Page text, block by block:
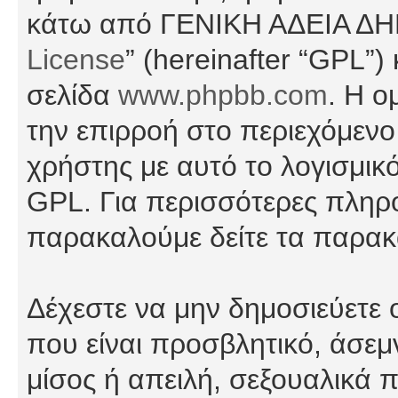
κάτω από ΓΕΝΙΚΗ ΑΔΕΙΑ
License” (hereinafter “GPL”)
σελίδα www.phpbb.com. Η
την επιρροή στο
χρήστης με αυτό το
GPL. Για περισσότερες
παρακαλούμε δείτε τα
Δέχεστε να μην
που είναι προσβλητικό,
μίσος ή απειλή, σεξουαλικά